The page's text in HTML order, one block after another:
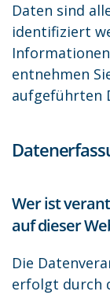
Daten sind
identifiziert
entnehmen
aufgeführten
Wer ist
auf dieser
Die
erfolgt durch